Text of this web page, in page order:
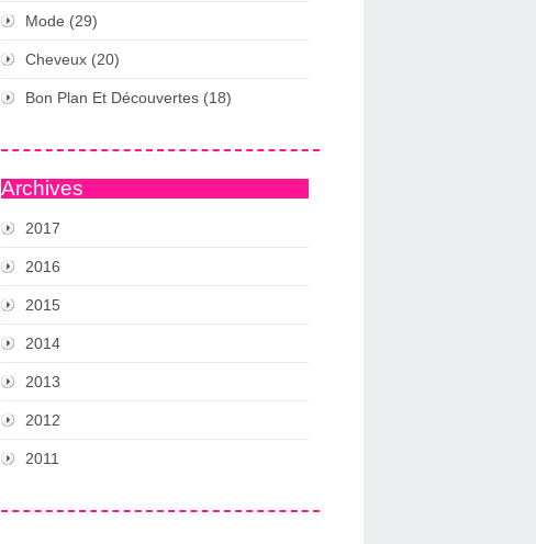
Mode (29)
Cheveux (20)
Bon Plan Et Découvertes (18)
Archives
2017
2016
2015
2014
2013
2012
2011